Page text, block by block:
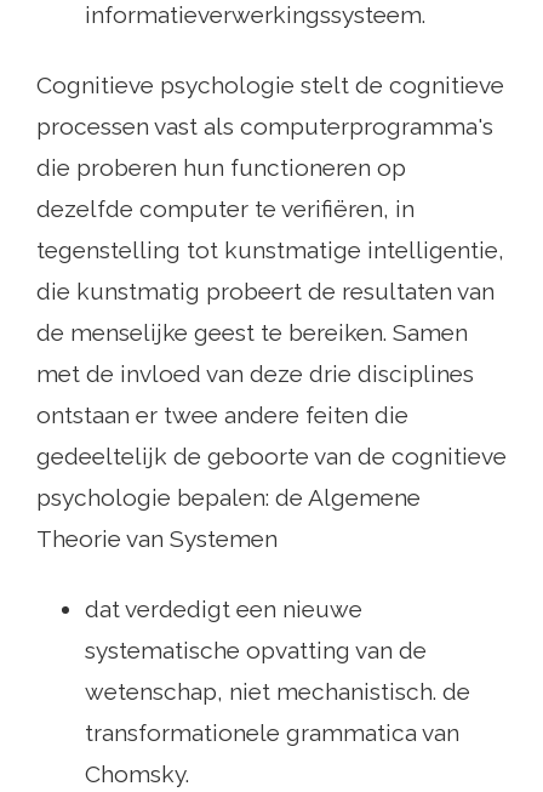
informatieverwerkingssysteem.
Cognitieve psychologie stelt de cognitieve
processen vast als computerprogramma's
die proberen hun functioneren op
dezelfde computer te verifiëren, in
tegenstelling tot kunstmatige intelligentie,
die kunstmatig probeert de resultaten van
de menselijke geest te bereiken. Samen
met de invloed van deze drie disciplines
ontstaan ​​er twee andere feiten die
gedeeltelijk de geboorte van de cognitieve
psychologie bepalen: de Algemene
Theorie van Systemen
dat verdedigt een nieuwe
systematische opvatting van de
wetenschap, niet mechanistisch. de
transformationele grammatica van
Chomsky.